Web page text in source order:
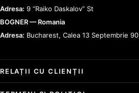
Adresa: 9 “Raiko Daskalov” St
BOGNER — Romania
Adresa: Bucharest, Calea 13 Septembrie 90
RELAȚII CU CLIENȚII